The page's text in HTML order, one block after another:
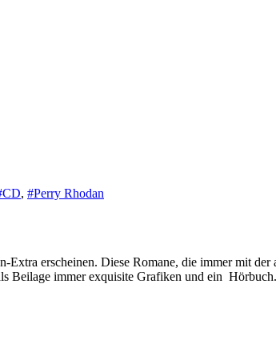
, #Perry Rhodan
Beilage immer exquisite Grafiken und ein